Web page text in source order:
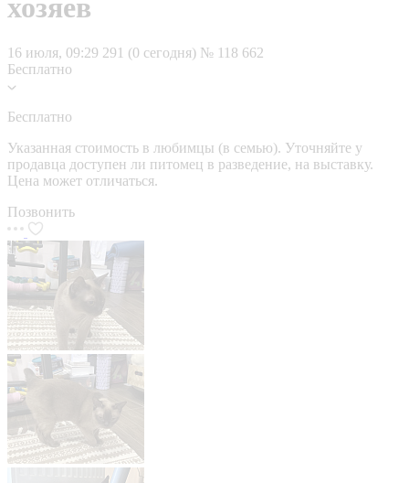
хозяев
16 июля, 09:29 291 (0 сегодня) № 118 662
Бесплатно
Бесплатно
Указанная стоимость в любимцы (в семью). Уточняйте у
продавца доступен ли питомец в разведение, на выставку.
Цена может отличаться.
Позвонить